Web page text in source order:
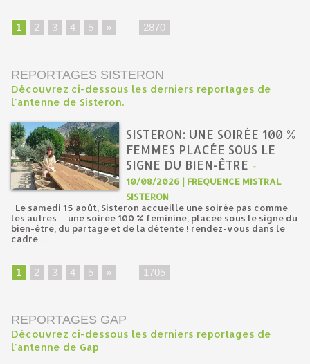
1 2 3 4 5 » 2870
REPORTAGES SISTERON
Découvrez ci-dessous les derniers reportages de
l'antenne de Sisteron.
SISTERON: UNE SOIRÉE 100 %
FEMMES PLACÉE SOUS LE
SIGNE DU BIEN-ÊTRE -
10/08/2026 | FREQUENCE MISTRAL
SISTERON
Le samedi 15 août, Sisteron accueille une soirée pas comme
les autres… une soirée 100 % féminine, placée sous le signe du
bien-être, du partage et de la détente ! rendez-vous dans le
cadre...
1 2 3 4 5 » 1705
REPORTAGES GAP
Découvrez ci-dessous les derniers reportages de
l'antenne de Gap